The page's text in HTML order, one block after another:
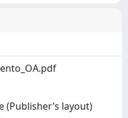
(Publisher’s layout)